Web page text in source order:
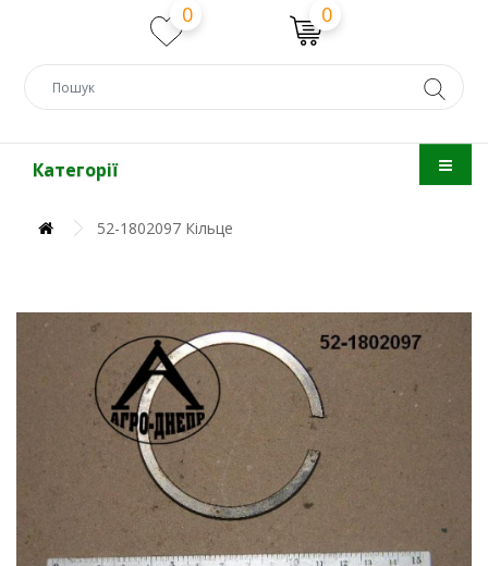
0 0
Категорії
52-1802097 Кільце